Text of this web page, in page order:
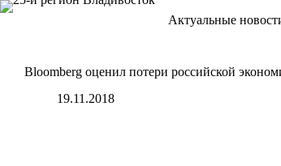
Перейти
Актуальные
Bloomberg оценил потери российской
19.11.2018